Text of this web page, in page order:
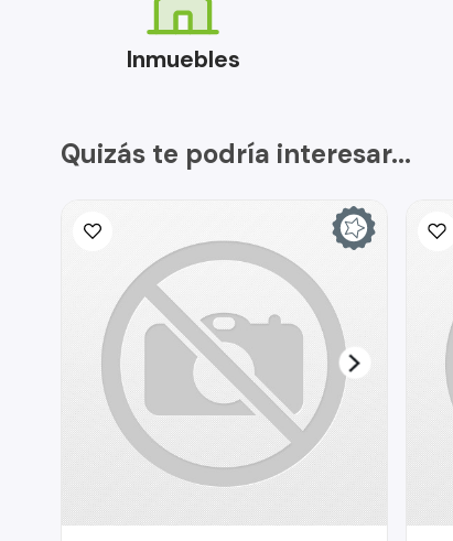
Inmuebles
Quizás te podría interesar...